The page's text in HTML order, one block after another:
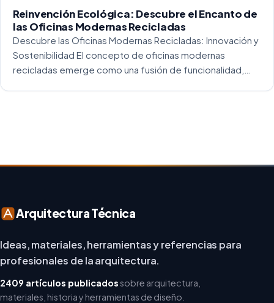
Reinvención Ecológica: Descubre el Encanto de
las Oficinas Modernas Recicladas
Descubre las Oficinas Modernas Recicladas: Innovación y
Sostenibilidad El concepto de oficinas modernas
recicladas emerge como una fusión de funcionalidad,
Arquitectura Técnica
Ideas, materiales, herramientas y referencias para
profesionales de la arquitectura.
2409 artículos publicados sobre arquitectura,
materiales, historia y herramientas de diseño.